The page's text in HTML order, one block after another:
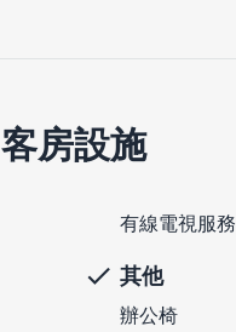
客房設施
有線電視服務
其他
辦公椅